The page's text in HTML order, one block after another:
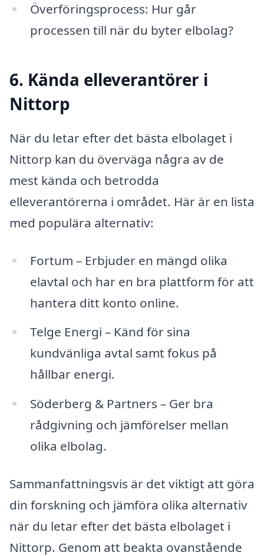
Överföringsprocess: Hur går
processen till när du byter elbolag?
6. Kända elleverantörer i
Nittorp
När du letar efter det bästa elbolaget i
Nittorp kan du överväga några av de
mest kända och betrodda
elleverantörerna i området. Här är en lista
med populära alternativ:
Fortum – Erbjuder en mängd olika
elavtal och har en bra plattform för att
hantera ditt konto online.
Telge Energi – Känd för sina
kundvänliga avtal samt fokus på
hållbar energi.
Söderberg & Partners – Ger bra
rådgivning och jämförelser mellan
olika elbolag.
Sammanfattningsvis är det viktigt att göra
din forskning och jämföra olika alternativ
när du letar efter det bästa elbolaget i
Nittorp. Genom att beakta ovanstående